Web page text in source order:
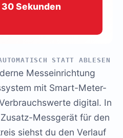
Sekunden
STATT ABLESEN
Messeinrichtung
mit Smart-Meter-
digital. In
Messgerät für den
siehst du den Verlauf